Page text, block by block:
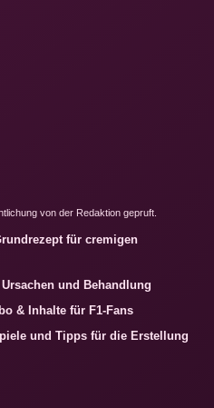
von der Redaktion gepruft.
für cremigen
und Behandlung
& Inhalte für F1-Fans
und Tipps für die Erstellung